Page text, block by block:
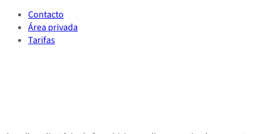
Contacto
Área privada
Tarifas